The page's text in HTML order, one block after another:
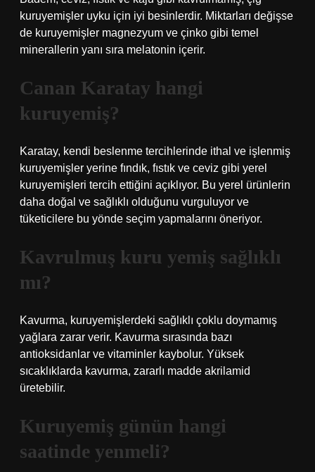
kuruyemişler uyku için iyi besinlerdir. Miktarları değişse
de kuruyemişler magnezyum ve çinko gibi temel
minerallerin yanı sıra melatonin içerir.
Canan Karatay hangi
kuruyemiş?
Karatay, kendi beslenme tercihlerinde ithal ve işlenmiş
kuruyemişler yerine fındık, fıstık ve ceviz gibi yerel
kuruyemişleri tercih ettiğini açıklıyor. Bu yerel ürünlerin
daha doğal ve sağlıklı olduğunu vurguluyor ve
tüketicilere bu yönde seçim yapmalarını öneriyor.
Kavrulmuş kuru yemiş sağlıklı
mı?
Kavurma, kuruyemişlerdeki sağlıklı çoklu doymamış
yağlara zarar verir. Kavurma sırasında bazı
antioksidanlar ve vitaminler kaybolur. Yüksek
sıcaklıklarda kavurma, zararlı madde akrilamid
üretebilir.
Kuruyemiş günün hangi
saatinde yenmeli?